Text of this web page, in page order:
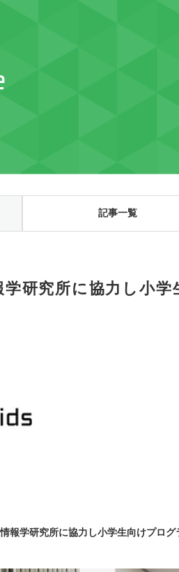
記事一覧
学研究所に協力し小
情報学研究所に協力し小学生向けプロ